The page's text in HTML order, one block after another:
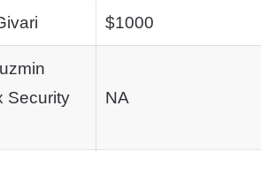
$1000
Security
NA